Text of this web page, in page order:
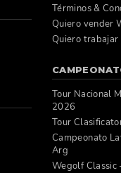
Términos &
Quiero vender
Quiero
Tour Nacional
2026
Tour
Campeonato
Arg
Wegolf Classic